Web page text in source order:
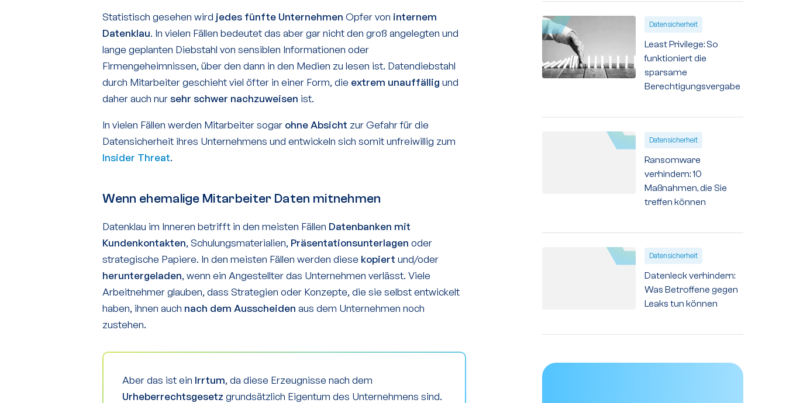
Statistisch gesehen wird jedes fünfte Unternehmen Opfer von internem
Datenklau. In vielen Fällen bedeutet das aber gar nicht den groß angelegten und
lange geplanten Diebstahl von sensiblen Informationen oder
Firmengeheimnissen, über den dann in den Medien zu lesen ist. Datendiebstahl
durch Mitarbeiter geschieht viel öfter in einer Form, die extrem unauffällig und
daher auch nursehr schwer nachzuweisen ist.
In vielen Fällen werden Mitarbeiter sogar ohne Absicht zur Gefahr für die
Datensicherheit ihres Unternehmens und entwickeln sich somit unfreiwillig zum
Insider Threat.
Wenn ehemalige Mitarbeiter Daten mitnehmen
Datenklau im Inneren betrifft in den meisten Fällen Datenbanken mit
Kundenkontakten, Schulungsmaterialien, Präsentationsunterlagen oder
strategische Papiere. In den meisten Fällen werden diese kopiert und/oder
heruntergeladen, wenn ein Angestellter das Unternehmen verlässt. Viele
Arbeitnehmer glauben, dass Strategien oder Konzepte, die sie selbst entwickelt
haben, ihnen auch nach dem Ausscheiden aus dem Unternehmen noch
zustehen.
Aber das ist ein Irrtum, da diese Erzeugnisse nach dem
Urheberrechtsgesetz grundsätzlich Eigentum des Unternehmens sind.
Datensicherheit
Least Privilege: So
funktioniert die
sparsame
Berechtigungsvergabe
Datensicherheit
Ransomware
verhindern: 10
Maßnahmen, die Sie
treffen können
Datensicherheit
Datenleck verhindern:
Was Betroffene gegen
Leaks tun können